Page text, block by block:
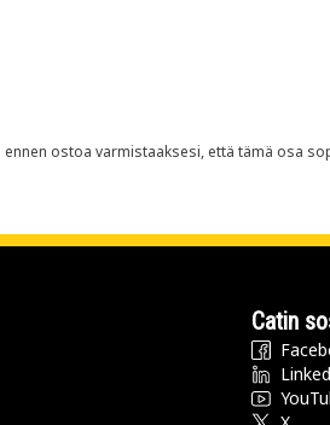
ostoa varmistaaksesi, että tämä osa
Catin